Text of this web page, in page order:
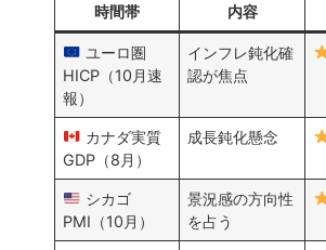
時間帯 内容
ユーロ圏
HICP（10月速
報）
インフレ鈍化確
認が焦点
カナダ実質
GDP（8月）
成長鈍化懸念
シカゴ
PMI（10月）
景況感の方向性
を占う